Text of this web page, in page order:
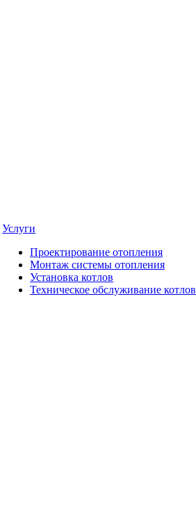
Услуги
Проектирование отопления
Монтаж системы отопления
Установка котлов
Техническое обслуживание котлов